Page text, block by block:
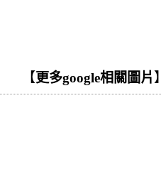
【 更多google相關圖片 】